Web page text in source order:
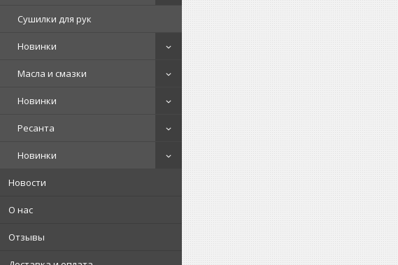
Сушилки для рук
Новинки
Масла и смазки
Новинки
Ресанта
Новинки
Новости
О нас
Отзывы